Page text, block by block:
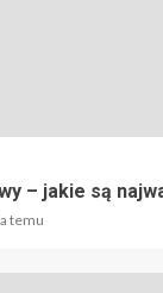
– jakie są
temu